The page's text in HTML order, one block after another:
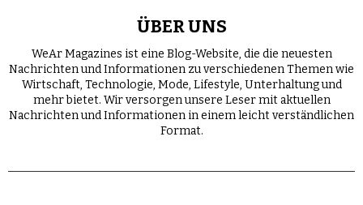
ÜBER UNS
WeAr Magazines ist eine Blog-Website, die die neuesten
Nachrichten und Informationen zu verschiedenen Themen wie
Wirtschaft, Technologie, Mode, Lifestyle, Unterhaltung und
mehr bietet. Wir versorgen unsere Leser mit aktuellen
Nachrichten und Informationen in einem leicht verständlichen
Format.